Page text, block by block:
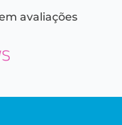
avaliações